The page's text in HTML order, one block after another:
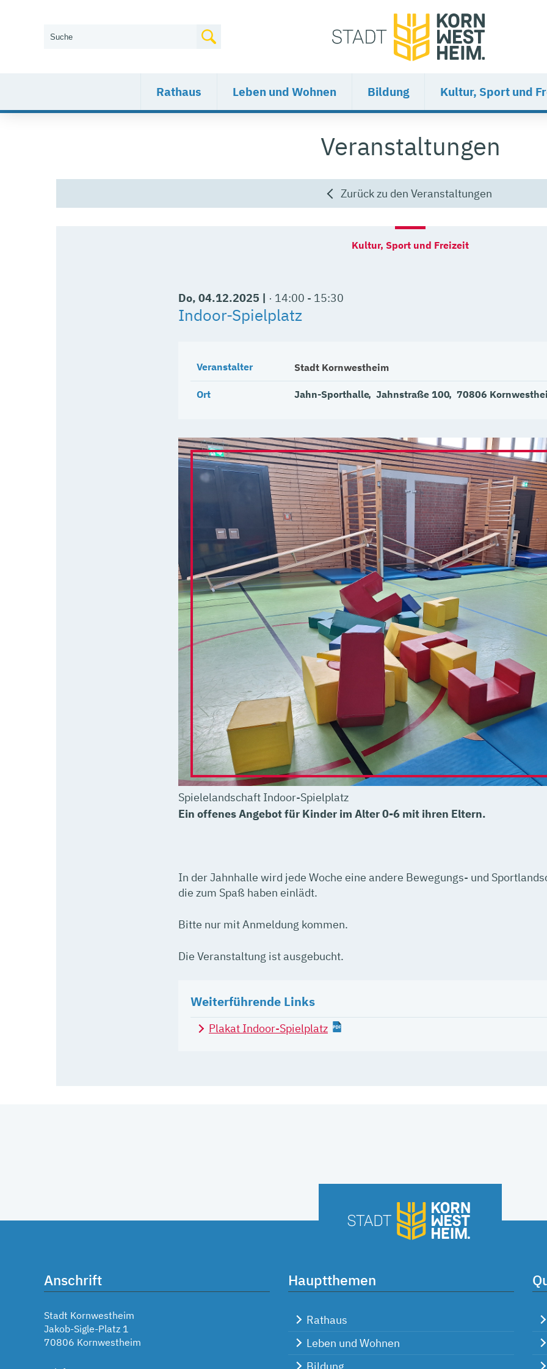
Rathaus Leben und Wohnen Bildung Kultur, Sport und
Veranstaltungen
Zurück zu den Veranstaltungen
Do, 04.12.2025 | 14:00 - 15:30
Indoor-Spielplatz
Veranstalter Stadt Kornwestheim
Ort Jahn-Sporthalle Jahnstraße 100 70806
Spielelandschaft Indoor-Spielplatz
Ein offenes Angebot für Kinder im Alter 0-6 mit ihren Eltern.
In der Jahnhalle wird jede Woche eine andere Bewegungs- und
die zum Spaß haben einlädt.
Bitte nur mit Anmeldung kommen.
Die Veranstaltung ist ausgebucht.
Weiterführende Links
Plakat Indoor-Spielplatz
Anschrift
Stadt Kornwestheim
Jakob-Sigle-Platz 1
70806 Kornwestheim
Hauptthemen
Rathaus
Leben und Wohnen